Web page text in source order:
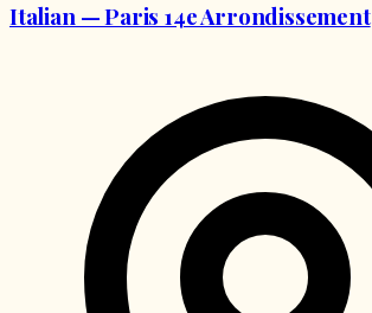
Italian — Paris 14e Arrondissement